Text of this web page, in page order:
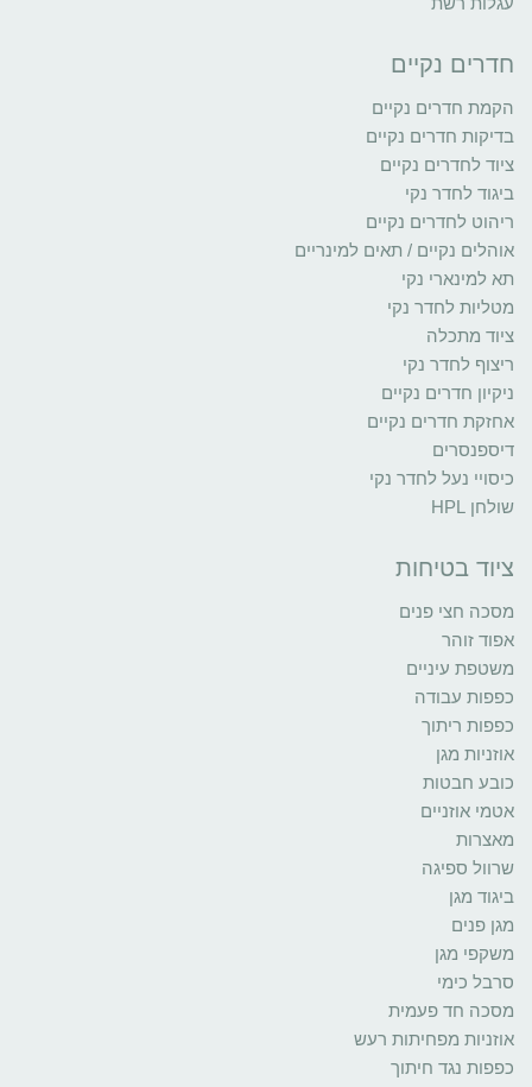
חדרים נקיים
הקמת חדרים נקיים
בדיקות חדרים נקיים
ציוד לחדרים נקיים
ביגוד לחדר נקי
ריהוט לחדרים נקיים
אוהלים נקיים / תאים למינריים
תא למינארי נקי
מטליות לחדר נקי
ציוד מתכלה
ריצוף לחדר נקי
ניקיון חדרים נקיים
אחזקת חדרים נקיים
דיספנסרים
כיסויי נעל לחדר נקי
שולחן HPL
ציוד בטיחות
מסכה חצי פנים
אפוד זוהר
משטפת עיניים
כפפות עבודה
כפפות ריתוך
אוזניות מגן
כובע חבטות
אטמי אוזניים
מאצרות
שרוול ספיגה
ביגוד מגן
מגן פנים
משקפי מגן
סרבל כימי
מסכה חד פעמית
אוזניות מפחיתות רעש
כפפות נגד חיתוך